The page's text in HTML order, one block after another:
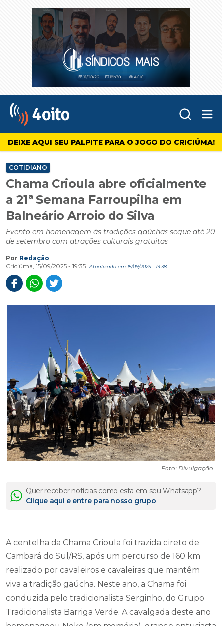
4oito
DEIXE AQUI SEU PALPITE PARA O JOGO DO CRICIÚMA!
COTIDIANO
Chama Crioula abre oficialmente
a 21ª Semana Farroupilha em
Balneário Arroio do Silva
Evento em homenagem às tradições gaúchas segue até 20
de setembro com atrações culturais gratuitas
Por Redação
Criciúma, 15/09/2025 - 19:35
Atualizado em 15/09/2025 - 19:38
Foto: Divulgação
Quer receber notícias como esta em seu Whatsapp?
Clique aqui e entre para nosso grupo
A centelha da Chama Crioula foi trazida direto de
Cambará do Sul/RS, após um percurso de 160 km
realizado por cavaleiros e cavaleiras que mantêm
viva a tradição gaúcha. Neste ano, a Chama foi
conduzida pelo tradicionalista Serginho, do Grupo
Tradicionalista Barriga Verde. A cavalgada deste ano